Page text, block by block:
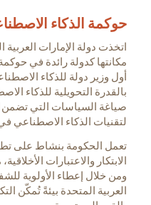
حوكمة الذكاء
اتخذت دولة الإمارات
مكانتها كدولة رائدة في
أول وزير دولة للذكاء
بالقدرة التحويلية للذكاء
صياغة السياسات التي تضمن
لتقنيات الذكاء الاصطناعي
تعمل الحكومة بنشاط على
الابتكار والاعتبارات
ومن خلال إعطاء الأولوية
العربية المتحدة بيئةً تُمكّن